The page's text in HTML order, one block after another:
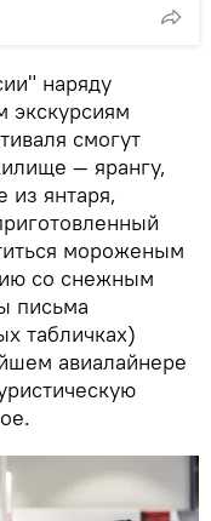
наряду
экскурсиям
смогут
— ярангу,
из янтаря,
мороженым
со снежным
письма
табличках)
авиалайнере